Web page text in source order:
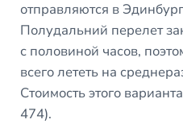
отправляются в
Полудальний перелет
с половиной часов,
всего лететь на
Стоимость этого
474).